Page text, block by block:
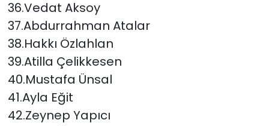
36.Vedat Aksoy
37.Abdurrahman Atalar
38.Hakkı Özlahlan
39.Atilla Çelikkesen
40.Mustafa Ünsal
41.Ayla Eğit
42.Zeynep Yapıcı